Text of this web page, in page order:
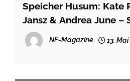
Speicher Husum: Kate
Jansz & Andrea June –
Kanada
NF-Magazine 13. Mai